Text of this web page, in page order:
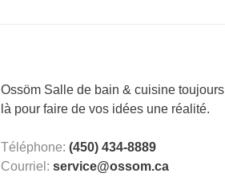
Ossöm Salle de bain & cuisine toujours
là pour faire de vos idées une réalité.
Téléphone: (450) 434-8889
Courriel: service@ossom.ca